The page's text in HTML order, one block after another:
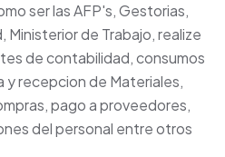
ser las AFP's, Gestorias,
Ministerior de Trabajo, realize
de contabilidad, consumos
y recepcion de Materiales,
pago a proveedores,
del personal entre otros